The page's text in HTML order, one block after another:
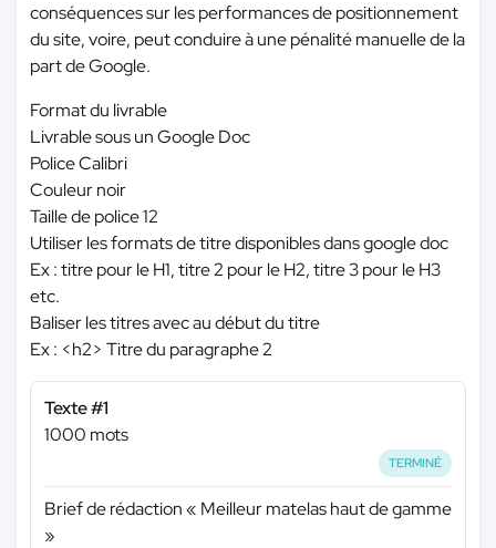
conséquences sur les performances de positionnement
du site, voire, peut conduire à une pénalité manuelle de la
part de Google.
Format du livrable
Livrable sous un Google Doc
Police Calibri
Couleur noir
Taille de police 12
Utiliser les formats de titre disponibles dans google doc
Ex : titre pour le H1, titre 2 pour le H2, titre 3 pour le H3
etc.
Baliser les titres avec au début du titre
Ex : <h2> Titre du paragraphe 2
Texte #1
1000 mots
TERMINÉ
Brief de rédaction « Meilleur matelas haut de gamme
»